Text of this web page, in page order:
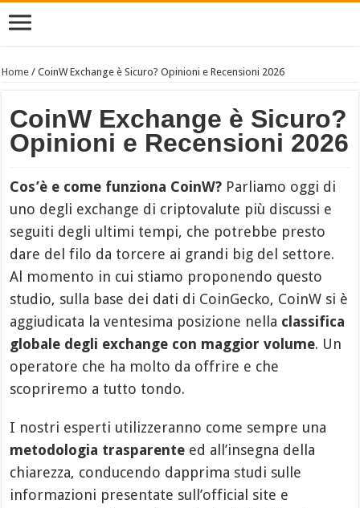
Home /CoinW Exchange è Sicuro? Opinioni e Recensioni 2026
CoinW Exchange è Sicuro?
Opinioni e Recensioni 2026
Cos’è e come funziona CoinW? Parliamo oggi di
uno degli exchange di criptovalute più discussi e
seguiti degli ultimi tempi, che potrebbe presto
dare del filo da torcere ai grandi big del settore.
Al momento in cui stiamo proponendo questo
studio, sulla base dei dati di CoinGecko, CoinW si è
aggiudicata la ventesima posizione nella classifica
globale degli exchange con maggior volume. Un
operatore che ha molto da offrire e che
scopriremo a tutto tondo.
I nostri esperti utilizzeranno come sempre una
metodologia trasparente ed all’insegna della
chiarezza, conducendo dapprima studi sulle
informazioni presentate sull’official site e